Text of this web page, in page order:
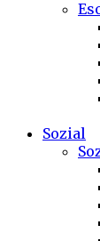
Sozial